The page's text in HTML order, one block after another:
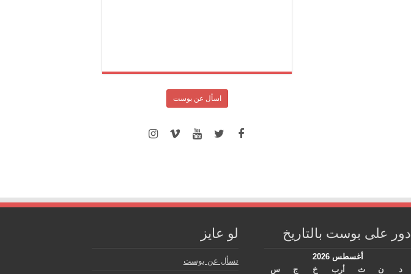
اسأل عن بوست
دور على بوست بالتاريخ
أغسطس 2026
د
ن ث أرب خ ج س
لو عايز
تسأل عن بوست